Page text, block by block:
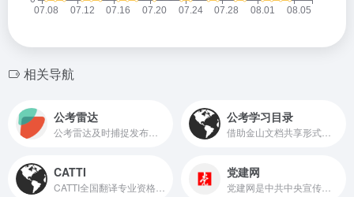
相关导航
公考雷达 公考学习目录
CATTI 党建网